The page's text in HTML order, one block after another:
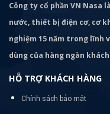
Công ty cổ phần VN Nasa
nước, thiết bị điện cơ, cơ
nghiệm 15 năm trong lĩnh
dùng của hàng ngàn
HỖ TRỢ KHÁCH HÀNG
Chính sách bảo mật